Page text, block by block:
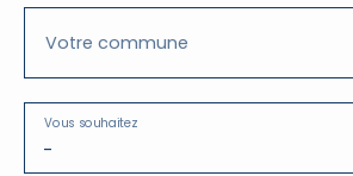
Votre commune
-
Vous souhaitez